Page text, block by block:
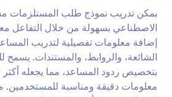
يمكن تدريب نموذج طلب المستلزمات
الاصطناعي بسهولة من خلال التفاعل
إضافة معلومات تفصيلية لتدريب
الشائعة، والروابط، والمستندات. يسمح
بتخصيص ردود المساعد، مما يجعله أكثر
معلومات دقيقة ومناسبة للمستخدمين.